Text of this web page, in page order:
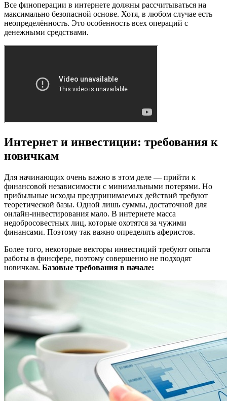
Все финоперации в интернете должны рассчитываться на
максимально безопасной основе. Хотя, в любом случае есть
неопределённость. Это особенность всех операций с
денежными средствами.
Интернет и инвестиции: требования к
новичкам
Для начинающих очень важно в этом деле — прийти к
финансовой независимости с минимальными потерями. Но
прибыльные исходы предпринимаемых действий требуют
теоретической базы. Одной лишь суммы, достаточной для
онлайн-инвестирования мало. В интернете масса
недобросовестных лиц, которые охотятся за чужими
финансами. Поэтому так важно определять аферистов.
Более того, некоторые векторы инвестиций требуют опыта
работы в финсфере, поэтому совершенно не подходят
новичкам. Базовые требования в начале: